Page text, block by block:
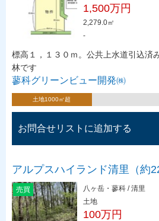
1,500万円
2,279.0㎡
-
標高１，１３０ｍ。公共上水道引込済
林です
蓼科グリーンビュー開発㈱
土地1000㎡超
お問合せリストに追加する
アルプスハイランド清里（約
売買
八ヶ岳・蓼科 / 清里
土地
100万円